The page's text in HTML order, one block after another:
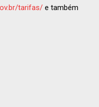
tarifas/ e também